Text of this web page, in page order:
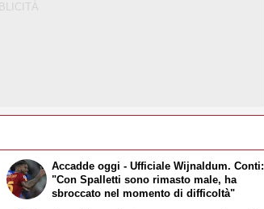
Accadde oggi - Ufficiale Wijnaldum. Conti:
"Con Spalletti sono rimasto male, ha
sbroccato nel momento di difficoltà"